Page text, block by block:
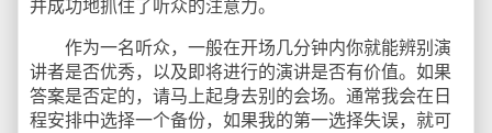
并成功地抓住了听众的注意力。
作为一名听众，一般在开场几分钟内你就能辨别演
讲者是否优秀，以及即将进行的演讲是否有价值。如果
答案是否定的，请马上起身去别的会场。通常我会在日
程安排中选择一个备份，如果我的第一选择失误，就可